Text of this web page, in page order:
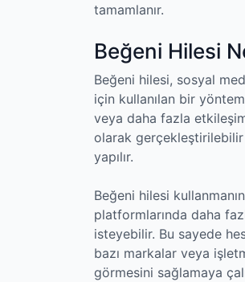
tamamlanır.
Beğeni Hilesi
Beğeni hilesi, sosyal
için kullanılan bir
veya daha fazla
olarak gerçekleştirilebilir
yapılır.
Beğeni hilesi
platformlarında daha
isteyebilir. Bu sayede
bazı markalar veya
görmesini sağlamaya